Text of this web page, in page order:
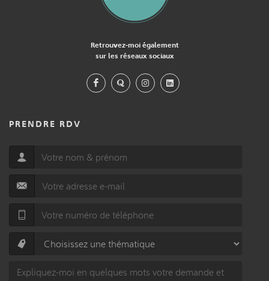
Retrouvez-moi également
sur les réseaux sociaux
PRENDRE RDV